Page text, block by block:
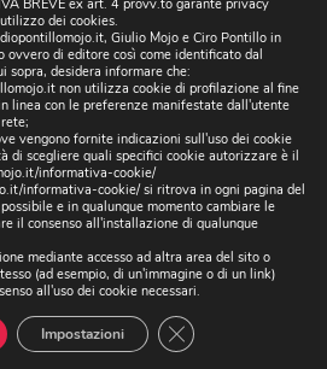
di tutela legale, fiscale e
business deve inevitabilmente
della società e della tecnologia.
BREVE ex art. 4 provv.to garante privacy
dei cookies.
Giulio Mojo e Ciro Pontillo in
di editore così come identificato dal
sopra, desidera informare che:
non utilizza cookie di profilazione al fine
linea con le preferenze manifestate dall'utente
vengono fornite indicazioni sull'uso dei cookie
di scegliere quali specifici cookie autorizzare è il
informativa-cookie/
informativa-cookie/si ritrova in ogni pagina del
e in qualunque momento cambiare le
il consenso all'installazione di qualunque
mediante accesso ad altra area del sito o
(ad esempio, di un'immagine o di un link)
all'uso dei cookie necessari.
Impostazioni Close GDPR